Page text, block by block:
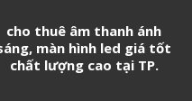
cho thuê âm thanh ánh
màn hình led giá tốt
chất lượng cao tại TP.